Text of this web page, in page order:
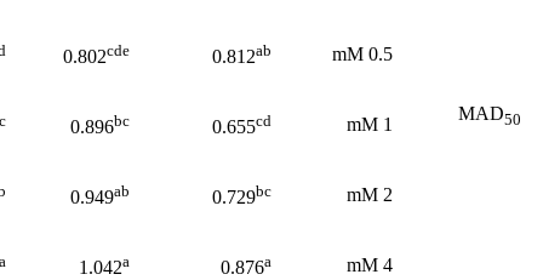
MAD50
0.5 mM
0.812ab
0.802cde
1 mM
0.655cd
0.896bc
2 mM
0.729bc
0.949ab
4 mM
0.876a
1.042a
a